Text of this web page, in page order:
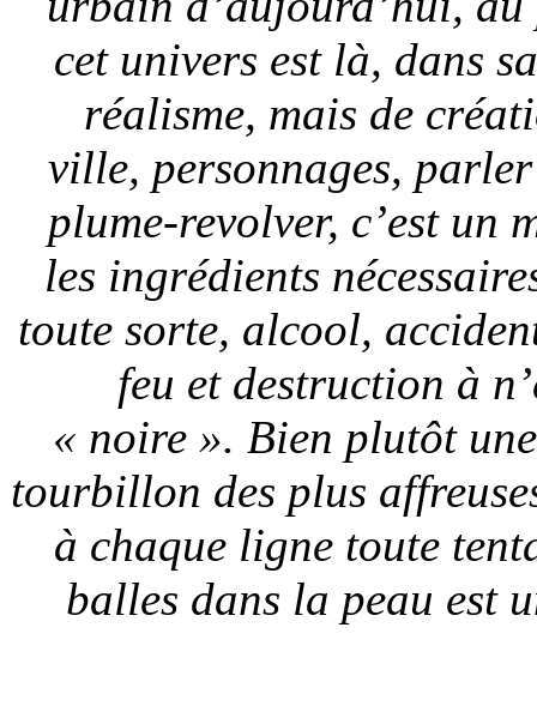
cet univers est là, dans
réalisme, mais de
ville, personnages,
plume-revolver, c’est un
les ingrédients
toute sorte, alcool,
feu et destruction à
« noire ». Bien plutôt
tourbillon des plus
à chaque ligne toute
balles dans la peau est